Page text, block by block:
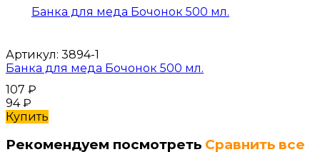
Артикул: 3894-1
Банка для меда Бочонок 500 мл.
107 ₽
94₽
Купить
Рекомендуем посмотреть Сравнить все